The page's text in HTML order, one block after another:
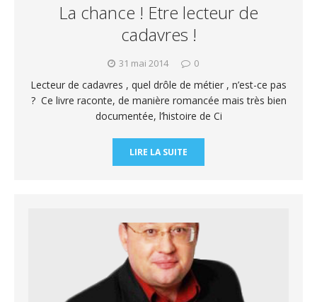
La chance ! Etre lecteur de
cadavres !
31 mai 2014 0
Lecteur de cadavres , quel drôle de métier , n’est-ce pas
? Ce livre raconte, de manière romancée mais très bien
documentée, l’histoire de Ci
LIRE LA SUITE